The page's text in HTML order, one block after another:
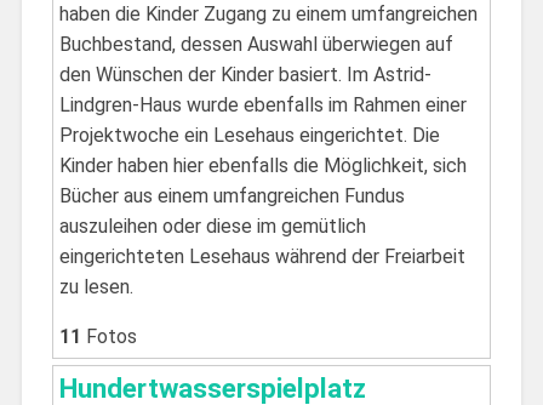
haben die Kinder Zugang zu einem umfangreichen
Buchbestand, dessen Auswahl überwiegen auf
den Wünschen der Kinder basiert. Im Astrid-
Lindgren-Haus wurde ebenfalls im Rahmen einer
Projektwoche ein Lesehaus eingerichtet. Die
Kinder haben hier ebenfalls die Möglichkeit, sich
Bücher aus einem umfangreichen Fundus
auszuleihen oder diese im gemütlich
eingerichteten Lesehaus während der Freiarbeit
zu lesen.
11 Fotos
Hundertwasserspielplatz